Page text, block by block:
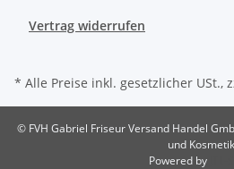
Vertrag widerrufen
* Alle Preise inkl. gesetzlicher USt.,
© FVH Gabriel Friseur Versand Handel
und Kosmetik
Powered by